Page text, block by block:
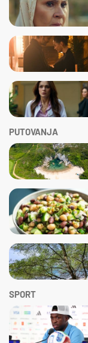
SPORT
PUTOVANJA